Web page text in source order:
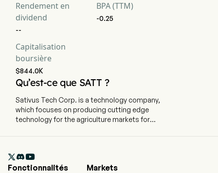
Rendement en
dividend
--
BPA (TTM)
-0.25
Capitalisation
boursière
$844.0K
Qu’est-ce que SATT ?
Sativus Tech Corp. is a technology company,
which focuses on producing cutting edge
technology for the agriculture markets for
The Company, through Saffron Tech, is focusing
on its in-house research and development of

Fonctionnalités
Markets